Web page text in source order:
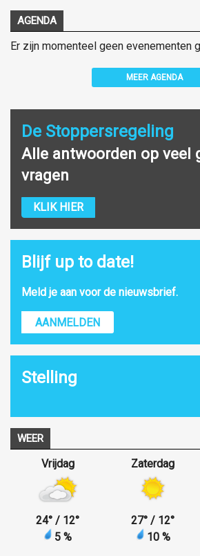
AGENDA
Er zijn momenteel geen evenementen
MEER AGENDA
De Stoppersregeling
Alle antwoorden op veel
vragen
KLIK HIER
Blijf up to date!
Meld je aan voor de nieuwsbrief.
AANMELDEN
Stelling
WEER
Vrijdag
24° / 12°
5 %
Zaterdag
27° / 12°
10 %